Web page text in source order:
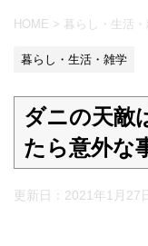
HOME > 暮らし・生活
暮らし・生活・雑学
ダニの天敵
たら意外な
更新日： 2021年1月27